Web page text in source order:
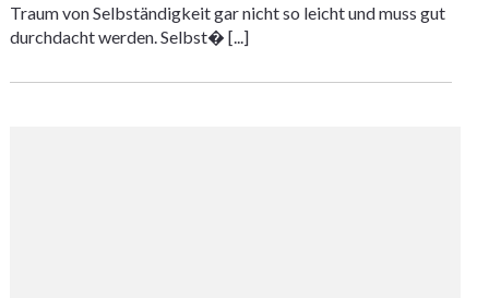
Traum von Selbständigkeit gar nicht so leicht und muss gut
durchdacht werden. Selbst� [...]